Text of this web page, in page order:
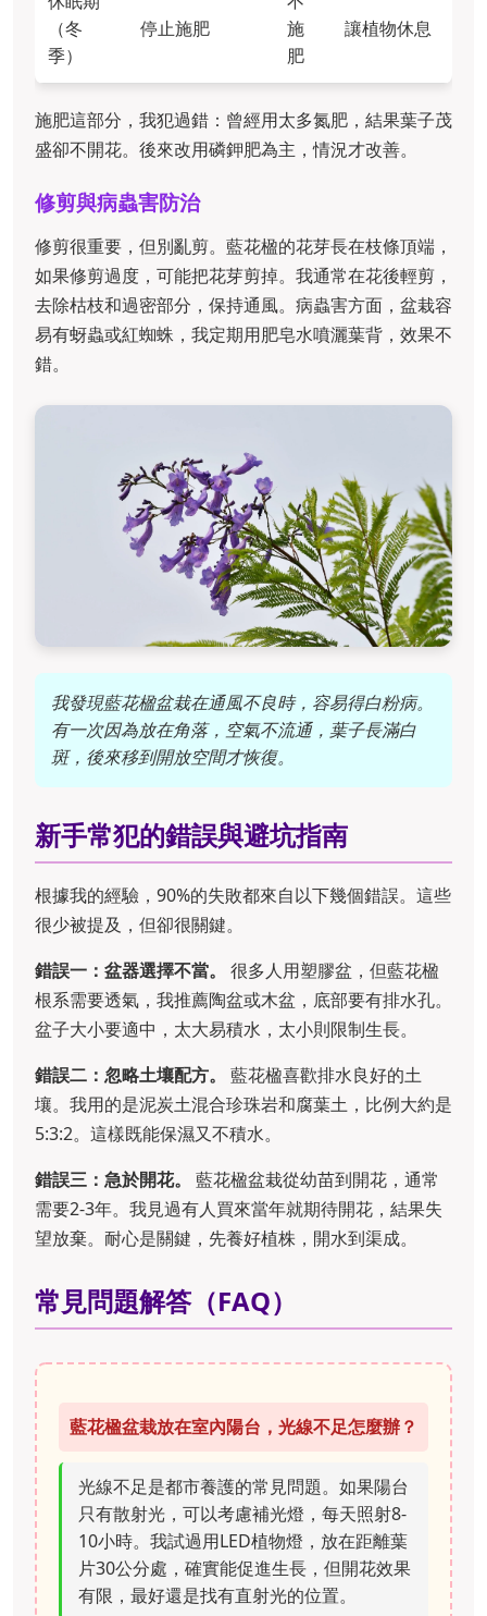
（冬
季）
停止施肥
施
肥
讓植物休息
施肥這部分，我犯過錯：曾經用太多氮肥，結果葉子茂
盛卻不開花。後來改用磷鉀肥為主，情況才改善。
修剪與病蟲害防治
修剪很重要，但別亂剪。藍花楹的花芽長在枝條頂端，
如果修剪過度，可能把花芽剪掉。我通常在花後輕剪，
去除枯枝和過密部分，保持通風。病蟲害方面，盆栽容
易有蚜蟲或紅蜘蛛，我定期用肥皂水噴灑葉背，效果不
錯。
我發現藍花楹盆栽在通風不良時，容易得白粉病。
有一次因為放在角落，空氣不流通，葉子長滿白
斑，後來移到開放空間才恢復。
新手常犯的錯誤與避坑指南
根據我的經驗，90%的失敗都來自以下幾個錯誤。這些
很少被提及，但卻很關鍵。
錯誤一：盆器選擇不當。
很多人用塑膠盆，但藍花楹
根系需要透氣，我推薦陶盆或木盆，底部要有排水孔。
盆子大小要適中，太大易積水，太小則限制生長。
錯誤二：忽略土壤配方。
藍花楹喜歡排水良好的土
壤。我用的是泥炭土混合珍珠岩和腐葉土，比例大約是
5:3:2。這樣既能保濕又不積水。
錯誤三：急於開花。
藍花楹盆栽從幼苗到開花，通常
需要2-3年。我見過有人買來當年就期待開花，結果失
望放棄。耐心是關鍵，先養好植株，開水到渠成。
常見問題解答（FAQ）
藍花楹盆栽放在室內陽台，光線不足怎麼辦？
光線不足是都市養護的常見問題。如果陽台
只有散射光，可以考慮補光燈，每天照射8-
10小時。我試過用LED植物燈，放在距離葉
片30公分處，確實能促進生長，但開花效果
有限，最好還是找有直射光的位置。